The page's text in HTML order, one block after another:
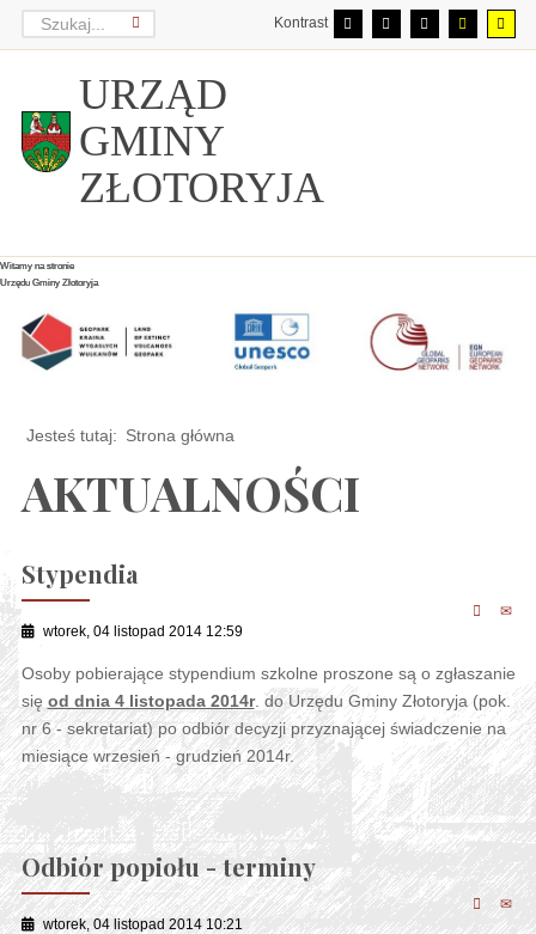
Kontrast
URZĄD
GMINY
ZŁOTORYJA
Witamy na stronie
Urzędu Gminy Złotoryja
Witamy na stronie
Urzędu Gminy Złotoryja
Witamy na stronie
Urzędu Gminy Złotoryja
Jesteś tutaj: Strona główna
AKTUALNOŚCI
Stypendia
wtorek, 04 listopad 2014 12:59
Osoby pobierające stypendium szkolne proszone są o zgłaszanie
się od dnia 4 listopada 2014r. do Urzędu Gminy Złotoryja (pok.
nr 6 - sekretariat) po odbiór decyzji przyznającej świadczenie na
miesiące wrzesień - grudzień 2014r.
Odbiór popiołu - terminy
wtorek, 04 listopad 2014 10:21